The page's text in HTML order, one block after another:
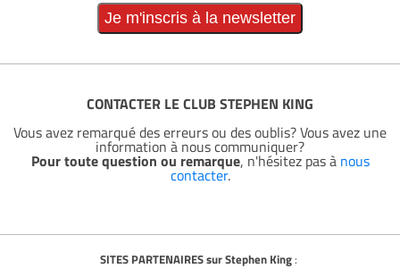
CONTACTER LE CLUB STEPHEN KING
Vous avez remarqué des erreurs ou des oublis? Vous avez une
information à nous communiquer?
Pour toute question ou remarque, n'hésitez pas à nous
contacter.
SITES PARTENAIRES sur Stephen King: